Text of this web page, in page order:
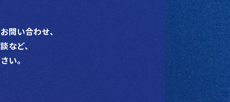
問い合わせ、
など、
い。